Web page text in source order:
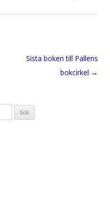
Sista boken till Pallens
bokcirkel →